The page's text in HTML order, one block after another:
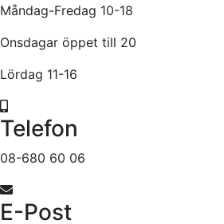
Måndag-Fredag 10-18
Onsdagar öppet till 20
Lördag 11-16
Telefon
08-680 60 06
E-Post